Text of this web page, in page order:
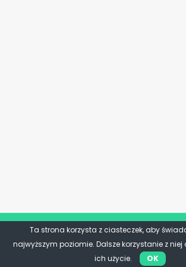
Ta strona korzysta z ciasteczek, aby
najwyższym poziomie. Dalsze korzystanie z
ich użycie.
OK